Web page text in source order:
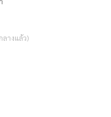
างแล้ว)